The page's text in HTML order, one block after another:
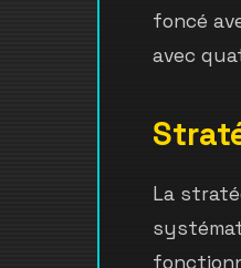
foncé
avec
La